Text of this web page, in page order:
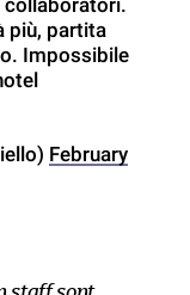
più, partita
Impossibile
February